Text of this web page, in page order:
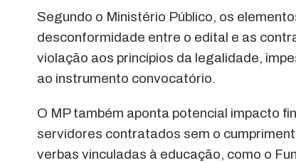
Segundo o Ministério Público, os
desconformidade entre o edital e as
violação aos princípios da legalidade,
ao instrumento convocatório.
O MP também aponta potencial impacto
servidores contratados sem o
verbas vinculadas à educação, como o